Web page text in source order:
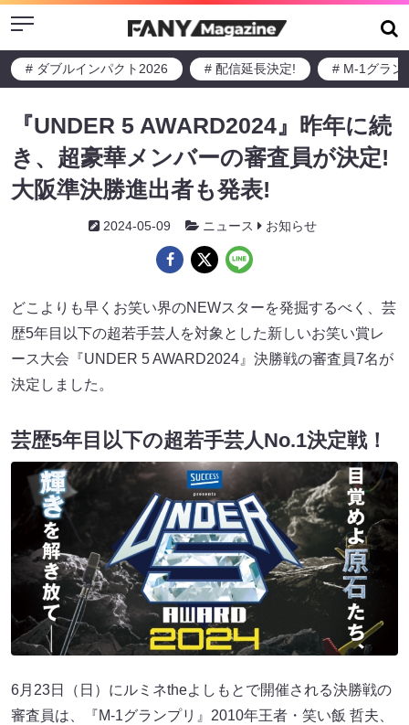
Menu
# ダブルインパクト2026 # 配信延長決定! # M-1グラン
『UNDER 5 AWARD2024』昨年に続
き、超豪華メンバーの審査員が決定!
大阪準決勝進出者も発表!
2024-05-09 ニュース お知らせ
どこよりも早くお笑い界のNEWスターを発掘するべく、芸
歴5年目以下の超若手芸人を対象とした新しいお笑い賞レ
ース大会『UNDER 5 AWARD2024』決勝戦の審査員7名が
決定しました。
芸歴5年目以下の超若手芸人No.1決定戦！
6月23日（日）にルミネtheよしもとで開催される決勝戦の
審査員は、『M-1グランプリ』2010年王者・笑い飯 哲夫、